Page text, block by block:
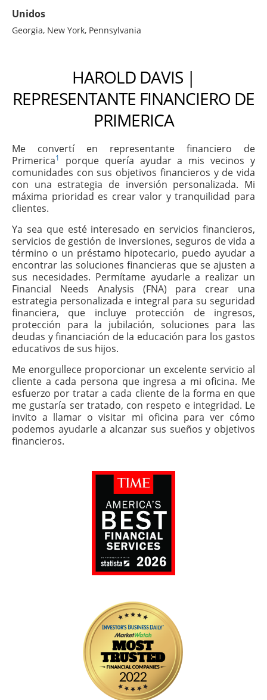
Unidos
Georgia, New York, Pennsylvania
HAROLD DAVIS |
REPRESENTANTE FINANCIERO DE
PRIMERICA
Me convertí en representante financiero de
Primerica1
porque quería ayudar a mis vecinos y
comunidades con sus objetivos financieros y de vida
con una estrategia de inversión personalizada. Mi
máxima prioridad es crear valor y tranquilidad para
clientes.
Ya sea que esté interesado en servicios financieros,
servicios de gestión de inversiones, seguros de vida a
término o un préstamo hipotecario, puedo ayudar a
encontrar las soluciones financieras que se ajusten a
sus necesidades. Permítame ayudarle a realizar un
Financial Needs Analysis (FNA) para crear una
estrategia personalizada e integral para su seguridad
financiera, que incluye protección de ingresos,
protección para la jubilación, soluciones para las
deudas y financiación de la educación para los gastos
educativos de sus hijos.
Me enorgullece proporcionar un excelente servicio al
cliente a cada persona que ingresa a mi oficina. Me
esfuerzo por tratar a cada cliente de la forma en que
me gustaría ser tratado, con respeto e integridad. Le
invito a llamar o visitar mi oficina para ver cómo
podemos ayudarle a alcanzar sus sueños y objetivos
financieros.